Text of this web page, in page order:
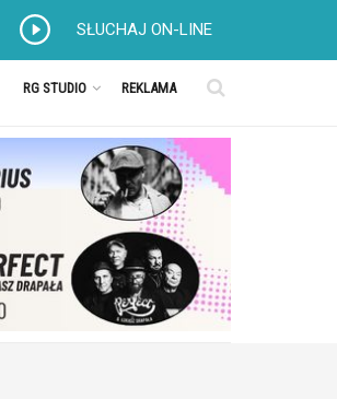
SŁUCHAJ ON-LINE
RG STUDIO REKLAMA